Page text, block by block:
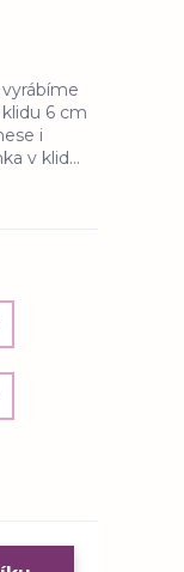
6 cm
i
v klid...